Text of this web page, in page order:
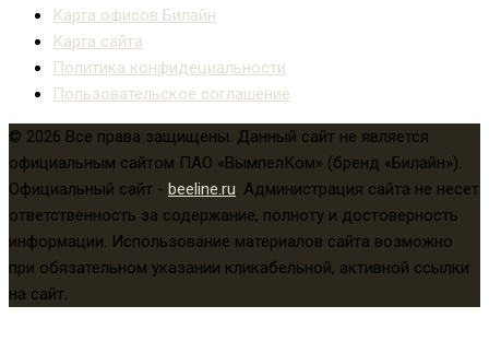
Карта офисов Билайн
Карта сайта
Политика конфидециальности
Пользовательское соглашение
© 2026 Все права защищены. Данный сайт не является
официальным сайтом ПАО «ВымпелКом» (бренд «Билайн»).
Официальный сайт - beeline.ru. Администрация сайта не несет
ответственность за содержание, полноту и достоверность
информации. Использование материалов сайта возможно
при обязательном указании кликабельной, активной ссылки
на сайт.